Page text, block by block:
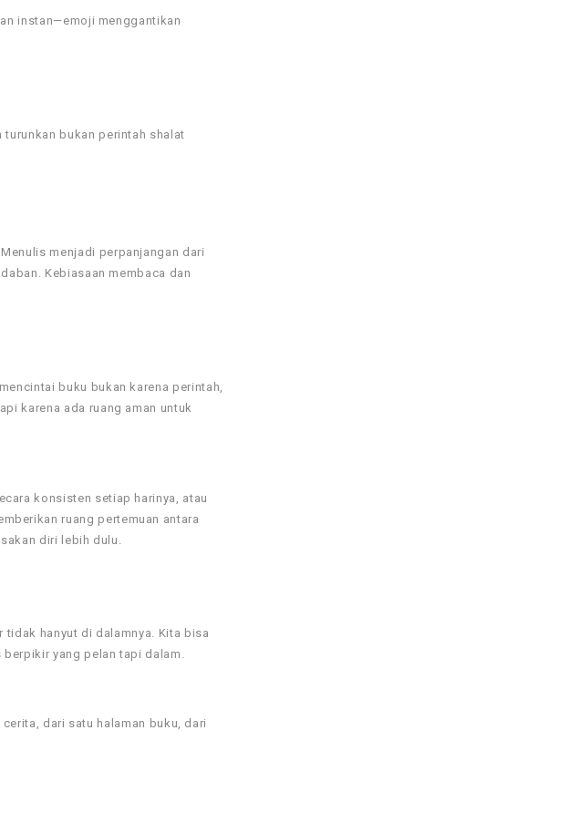
instan—emoji menggantikan
bukan perintah shalat
menjadi perpanjangan dari
Kebiasaan membaca dan
buku bukan karena perintah,
karena ada ruang aman untuk
konsisten setiap harinya, atau
ruang pertemuan antara
diri lebih dulu.
hanyut di dalamnya. Kita bisa
yang pelan tapi dalam.
dari satu halaman buku, dari